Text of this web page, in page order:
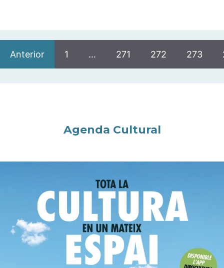
Anterior 1 … 271 272 273
Agenda Cultural